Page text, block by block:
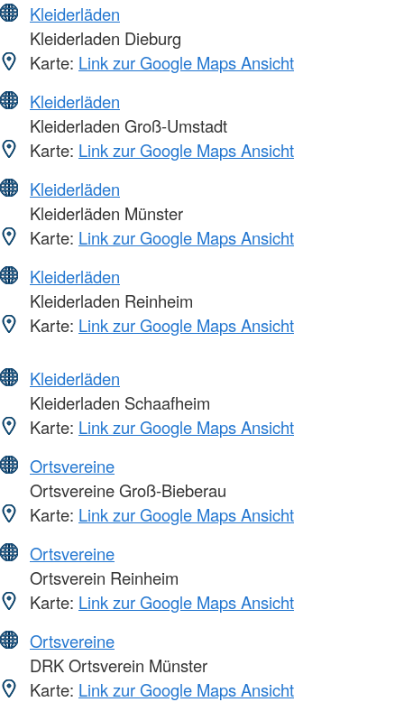
Kleiderläden
Kleiderladen Dieburg
Karte: Link zur Google Maps Ansicht
Kleiderläden
Kleiderladen Groß-Umstadt
Karte: Link zur Google Maps Ansicht
Kleiderläden
Kleiderläden Münster
Karte: Link zur Google Maps Ansicht
Kleiderläden
Kleiderladen Reinheim
Karte: Link zur Google Maps Ansicht
Kleiderläden
Kleiderladen Schaafheim
Karte: Link zur Google Maps Ansicht
Ortsvereine
Ortsvereine Groß-Bieberau
Karte: Link zur Google Maps Ansicht
Ortsvereine
Ortsverein Reinheim
Karte: Link zur Google Maps Ansicht
Ortsvereine
DRK Ortsverein Münster
Karte: Link zur Google Maps Ansicht